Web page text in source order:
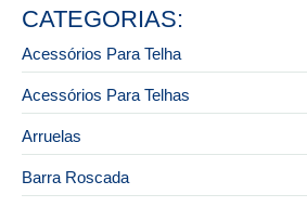
CATEGORIAS:
Acessórios Para Telha
Acessórios Para Telhas
Arruelas
Barra Roscada